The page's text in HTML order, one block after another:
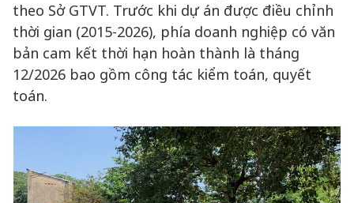
theo Sở GTVT. Trước khi dự án được điều chỉnh
thời gian (2015-2026), phía doanh nghiệp có văn
bản cam kết thời hạn hoàn thành là tháng
12/2026 bao gồm công tác kiểm toán, quyết
toán.